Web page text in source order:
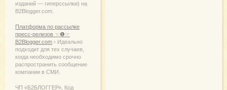
изданий — гиперссылки) на
B2Blogger.com.
Платформа по рассылке
пресс-релизов ☜❶☞
B2Blogger.com › Идеально
подходит для тех случаев,
когда необходимо срочно
распространить сообщение
компании в СМИ.
ЧП «Б2БЛОГГЕР», Код